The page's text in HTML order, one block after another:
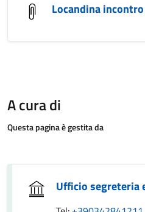
Locandina incontro
A cura di
Questa pagina è gestita da
Ufficio segreteria